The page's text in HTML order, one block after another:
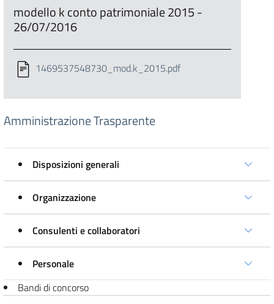
modello k conto patrimoniale 2015 -
26/07/2016
1469537548730_mod.k_2015.pdf
Amministrazione Trasparente
Disposizioni generali
Organizzazione
Consulenti e collaboratori
Personale
Bandi di concorso